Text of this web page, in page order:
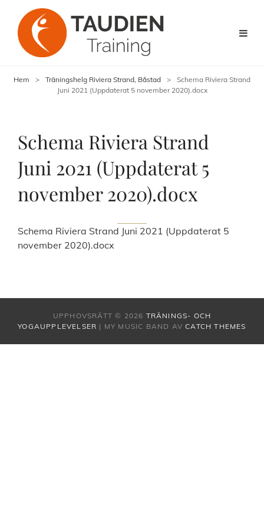
Hem > Träningshelg Riviera Strand, Båstad >
Schema Riviera Strand
Juni 2021 (Uppdaterat 5 november 2020).docx
Schema Riviera Strand
Juni 2021 (Uppdaterat 5
november 2020).docx
Schema Riviera Strand Juni 2021 (Uppdaterat 5
november 2020).docx
UPPHOVSRÄTT © 2026 TRÄNINGS- OCH
YOGAUPPLEVELSER | MY MUSIC BAND AVCATCH THEMES